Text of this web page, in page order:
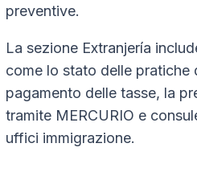
preventive.
La sezione Extranjería
come lo stato delle pratiche
pagamento delle tasse, la
tramite MERCURIO e
uffici immigrazione.